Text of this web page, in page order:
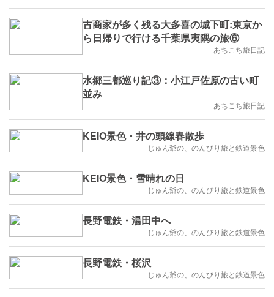
古商家が多く残る大多喜の城下町:東京か
ら日帰りで行ける千葉県夷隅の旅⑥
あちこち旅日記
水郷三都巡り記③：小江戸佐原の古い町
並み
あちこち旅日記
KEIO景色・井の頭線春散歩
じゅん爺の、のんびり旅と鉄道景色
KEIO景色・雪晴れの日
じゅん爺の、のんびり旅と鉄道景色
長野電鉄・湯田中へ
じゅん爺の、のんびり旅と鉄道景色
長野電鉄・桜沢
じゅん爺の、のんびり旅と鉄道景色